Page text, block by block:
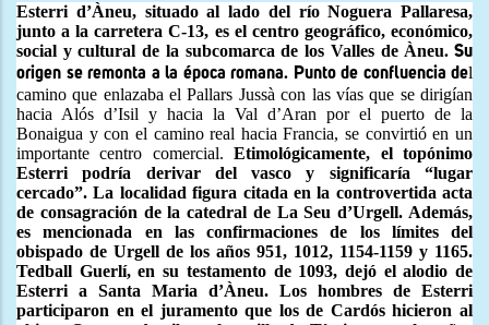
Esterri d’Àneu, situado al lado del río Noguera Pallaresa,
junto ala carretera C-13, es el centro geográfico, económico,
social y cultural de la subcomarca de los Valles de Àneu. Su
origen se remonta a la época romana. Punto de confluencia del
camino que enlazaba el Pallars Jussà con las vías que se dirigían
hacia Alós d’Isil y hacia la Val d’Aran por el puerto de la
Bonaigua y con el camino real hacia Francia, se convirtió en un
importante centro comercial.Etimológicamente, el topónimo
Esterri podría derivar del vasco y significaría “lugar
cercado”.La localidad figura citada en la controvertida acta
de consagración dela catedral de La Seu d’Urgell. Además,
es mencionada en las confirmaciones de los límites del
obispado de Urgell de los años 951, 1012, 1154-1159 y 1165.
Tedball Guerlí,en su testamento de 1093, dejó el alodio de
Esterri a Santa Maria d’Àneu. Los hombres de Esterri
participaron en el juramento que los de Cardós hicieron al